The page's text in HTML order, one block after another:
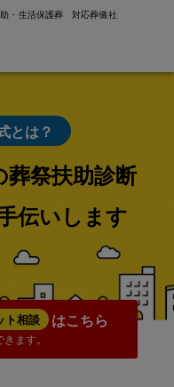
・生活保護葬 対応葬儀社
とは？
祭扶助診断
伝いします
ト相談 はこちら
ます。